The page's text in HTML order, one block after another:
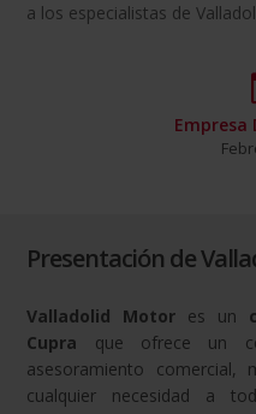
a los especialistas de
Empresa
Presentación de
Valladolid Motor es un
Cupra que ofrece un
asesoramiento comercial,
cualquier necesidad a